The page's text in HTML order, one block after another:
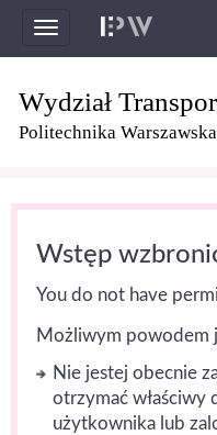
Toggle
navigation
Wydział
Politechnika Warszawska
Wstęp
You do not have
Możliwym powodem
Nie jestej obecnie
otrzymać właściwy
użytkownika lub